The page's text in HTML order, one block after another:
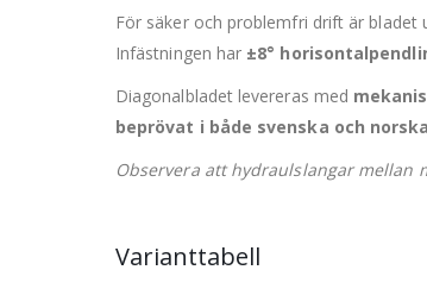
För säker och problemfri drift är bladet
Infästningen har ±8°
Diagonalbladet levereras med
beprövat i både svenska och
Observera att hydraulslangar mellan
Varianttabell